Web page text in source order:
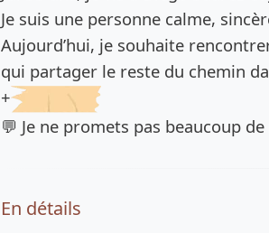
Je suis une personne calme,
Aujourd’hui, je souhaite
qui partager le reste du chemin
+
💬 Je ne promets pas beaucoup
En détails